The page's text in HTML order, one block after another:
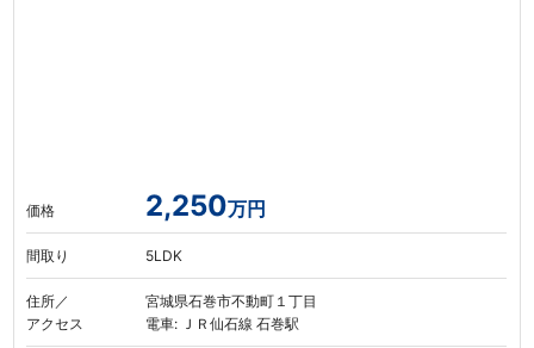
価格 2,250万円
間取り 5LDK
住所／
アクセス
宮城県石巻市不動町１丁目
電車: ＪＲ仙石線 石巻駅